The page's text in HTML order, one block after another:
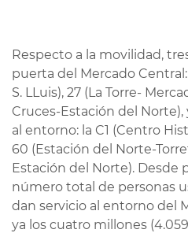
Respecto a la movilidad,
puerta del Mercado
S. LLuis), 27 (La Torre-
Cruces-Estación del
al entorno: la C1 (Centro
60 (Estación del Norte-
Estación del Norte). Desde
número total de personas
dan servicio al entorno del
ya los cuatro millones